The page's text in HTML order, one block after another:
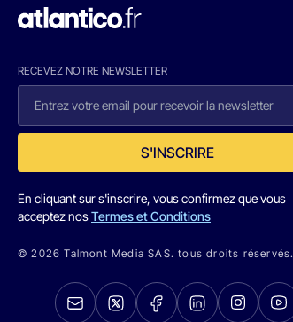
RECEVEZ NOTRE NEWSLETTER
S'INSCRIRE
En cliquant sur s'inscrire, vous confirmez que vous
acceptez nosTermes et Conditions
© 2026 Talmont Media SAS. tous droits réservés.